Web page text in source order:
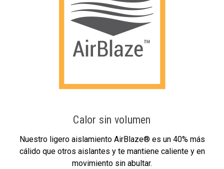
Calor sin volumen
Nuestro ligero aislamiento AirBlaze® es un 40% más
cálido que otros aislantes y te mantiene caliente y en
movimiento sin abultar.